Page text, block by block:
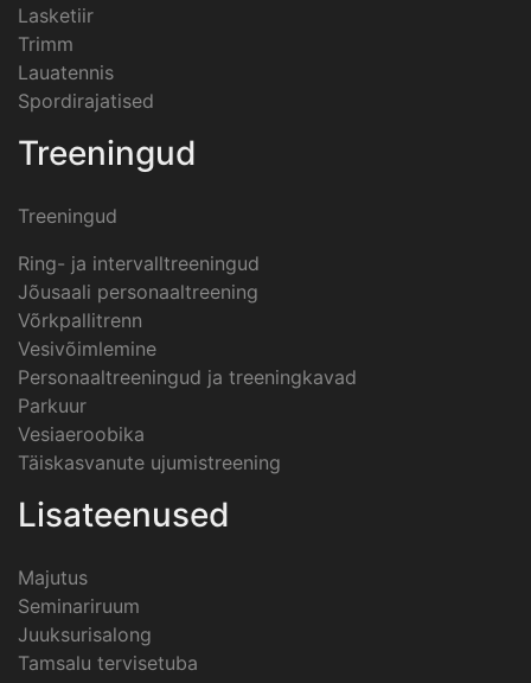
Lasketiir
Trimm
Lauatennis
Spordirajatised
Treeningud
Treeningud
Ring- ja intervalltreeningud
Jõusaali personaaltreening
Võrkpallitrenn
Vesivõimlemine
Personaaltreeningud ja treeningkavad
Parkuur
Vesiaeroobika
Täiskasvanute ujumistreening
Lisateenused
Majutus
Seminariruum
Juuksurisalong
Tamsalu tervisetuba